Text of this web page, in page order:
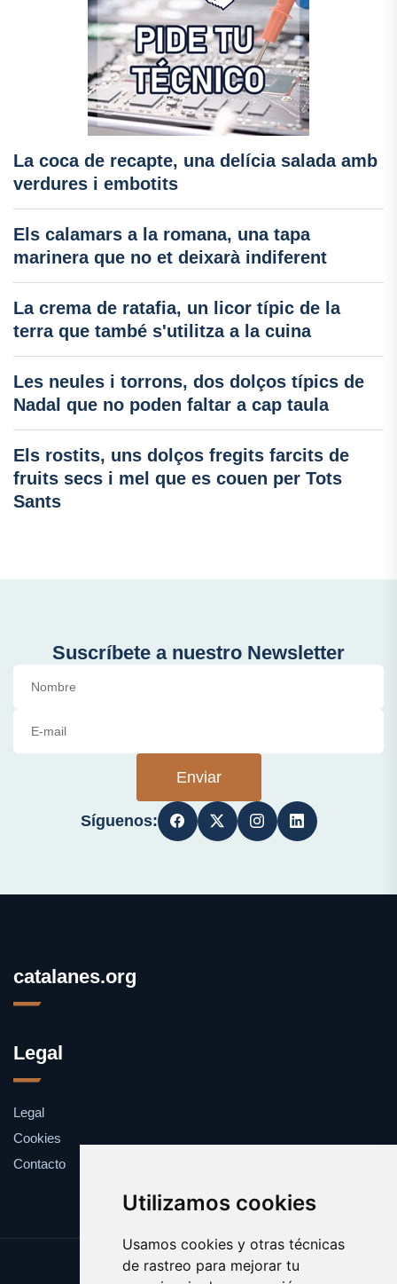
Utilizamos cookies
Usamos cookies y otras técnicas
de rastreo para mejorar tu
La coca de recapte, una delícia salada amb
verdures i embotits
Els calamars a la romana, una tapa
marinera que no et deixarà indiferent
La crema de ratafia, un licor típic de la
terra que també s'utilitza a la cuina
Les neules i torrons, dos dolços típics de
Nadal que no poden faltar a cap taula
Els rostits, uns dolços fregits farcits de
fruits secs i mel que es couen per Tots
Sants
Suscríbete a nuestro Newsletter
Enviar
Síguenos:
catalanes.org
Legal
Legal
Cookies
Contacto
Update cookies preferences